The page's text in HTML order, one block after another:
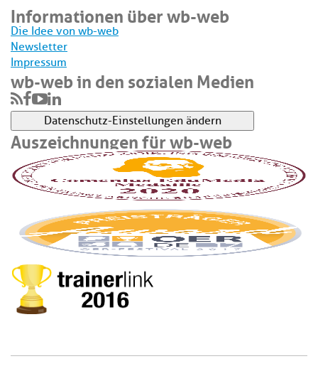
Informationen über wb-web
Die Idee von wb-web
Newsletter
Impressum
wb-web in den sozialen Medien
Datenschutz-Einstellungen ändern
Auszeichnungen für wb-web